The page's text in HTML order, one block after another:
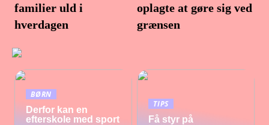
familier uld i
hverdagen
oplagte at gøre sig ved
grænsen
BØRN
Derfor kan en
efterskole med sport
TIPS
Få styr på